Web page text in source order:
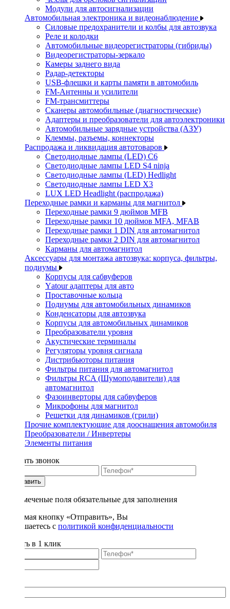
Модули для автосигнализации
Автомобильная электроника и видеонаблюдение
Силовые предохранители и колбы для автозвука
Реле и колодки
Автомобильные видеорегистраторы (гибриды)
Видеорегистраторы-зеркало
Камеры заднего вида
Радар-детекторы
USB-флешки и карты памяти в автомобиль
FM-Антенны и усилители
FM-трансмиттеры
Сканеры автомобильные (диагностические)
Адаптеры и преобразователи для автоэлектроники
Автомобильные зарядные устройства (АЗУ)
Клеммы, разъемы, коннекторы
Распродажа и ликвидация автотоваров
Светодиодные лампы (LED) C6
Светодиодные лампы LED S4 ninja
Светодиодные лампы (LED) Hedlight
Светодиодные лампы LED X3
LUX LED Headlight (распродажа)
Переходные рамки и карманы для магнитол
Переходные рамки 9 дюймов MFB
Переходные рамки 10 дюймов MFA, MFAB
Переходные рамки 1 DIN для автомагнитол
Переходные рамки 2 DIN для автомагнитол
Карманы для автомагнитол
Аксессуары для монтажа автозвука: корпуса, фильтры,
подиумы
Корпусы для сабвуферов
Yаtour адаптеры для авто
Проставочные кольца
Подиумы для автомобильных динамиков
Конденсаторы для автозвука
Корпусы для автомобильных динамиков
Преобразователи уровня
Акустические терминалы
Регуляторы уровня сигнала
Дистрибьюторы питания
Фильтры питания для автомагнитол
Фильтры RCA (Шумоподавители) для
автомагнитол
Фазоинверторы для сабвуферов
Микрофоны для магнитол
Решетки для динамиков (грили)
Прочие комплектующие для дооснащения автомобиля
Преобразователи / Инвертеры
Элементы питания
Заказать звонок
Отправить
* - отмеченые поля обязательные для заполнения
Нажимая кнопку «Отправить», Вы
соглашаетесь с политикой конфиденциальности
Купить в 1 клик